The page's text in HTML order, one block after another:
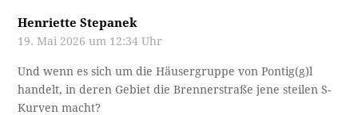
Henriette Stepanek
19. Mai 2026 um 12:34 Uhr
Und wenn es sich um die Häusergruppe von Pontig(g)l
handelt, in deren Gebiet die Brennerstraße jene steilen S-
Kurven macht?